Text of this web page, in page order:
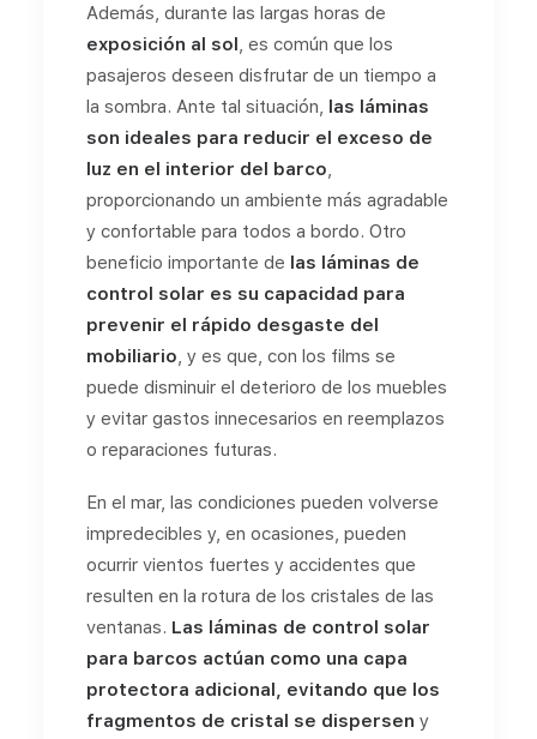
Además, durante las largas horas de
exposición al sol, es común que los
pasajeros deseen disfrutar de un tiempo a
la sombra. Ante tal situación, las láminas
son ideales para reducir el exceso de
luz en el interior del barco,
proporcionando un ambiente más agradable
y confortable para todos a bordo. Otro
beneficio importante de las láminas de
control solar es su capacidad para
prevenir el rápido desgaste del
mobiliario, y es que, con los films se
puede disminuir el deterioro de los muebles
y evitar gastos innecesarios en reemplazos
o reparaciones futuras.
En el mar, las condiciones pueden volverse
impredecibles y, en ocasiones, pueden
ocurrir vientos fuertes y accidentes que
resulten en la rotura de los cristales de las
ventanas. Las láminas de control solar
para barcos actúan como una capa
protectora adicional, evitando que los
fragmentos de cristal se dispersen y